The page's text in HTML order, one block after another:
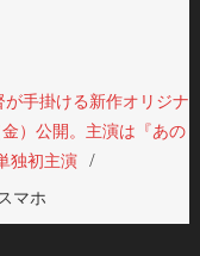
が手掛ける新作オリジナ
）公開。主演は『あの
独初主演
マホ